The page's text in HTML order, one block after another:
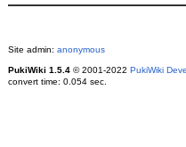
Site admin: anonymous
PukiWiki 1.5.4© 2001-2022 PukiWiki
convert time: 0.054 sec.